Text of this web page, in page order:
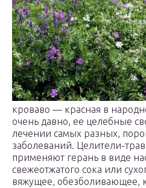
кроваво — красная в
очень давно, ее целебные
лечении самых разных,
заболеваний. Целители-
применяют герань в виде
свежеотжатого сока или
вяжущее, обезболивающее,